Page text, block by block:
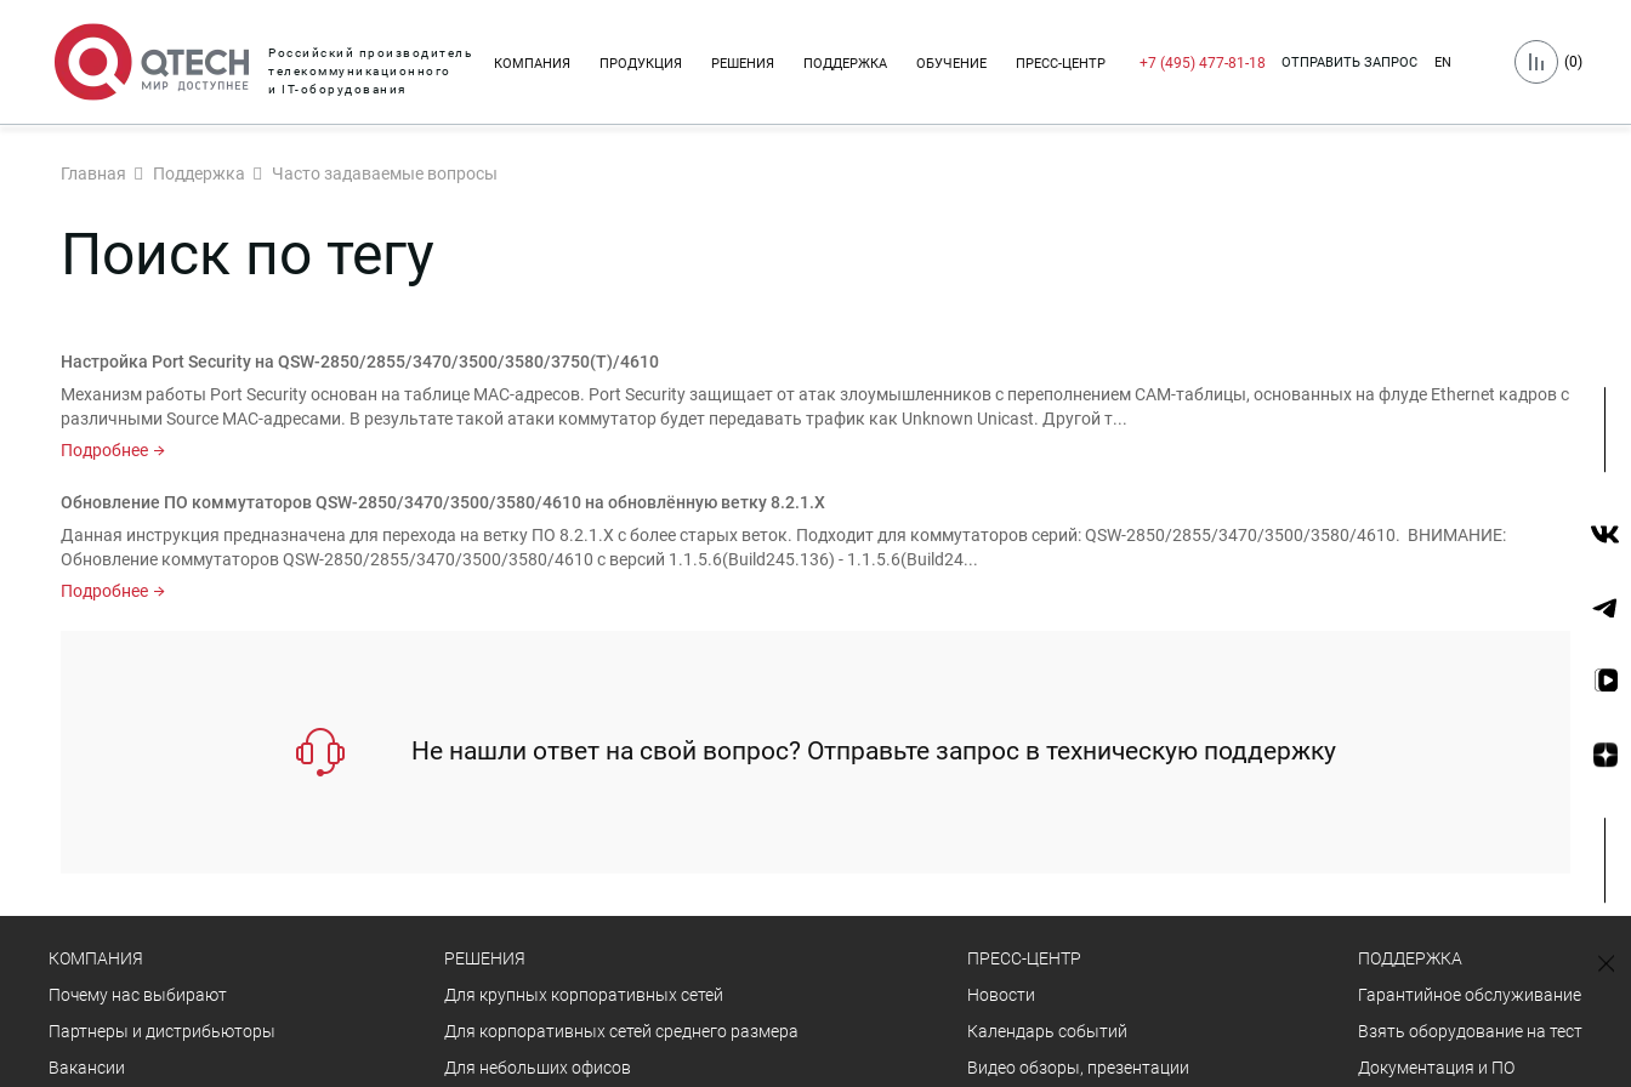
Российский производитель
телекоммуникационного
и IT-оборудования
КОМПАНИЯ ПРОДУКЦИЯ РЕШЕНИЯ ПОДДЕРЖКА ОБУЧЕНИЕ ПРЕСС-ЦЕНТР +7 (495) 477-81-18 ОТПРАВИТЬ ЗАПРОС EN (0)
Главная Поддержка Часто задаваемые вопросы
Поиск по тегу
Настройка Port Security на QSW-2850/2855/3470/3500/3580/3750(Т)/4610
Механизм работы Port Security основан на таблице MAC-адресов. Port Security защищает от атак злоумышленников с переполнением CAM-таблицы, основанных на флуде Ethernet кадров с
различными Source MAC-адресами. В результате такой атаки коммутатор будет передавать трафик как Unknown Unicast. Другой т...
Подробнее
Обновление ПО коммутаторов QSW-2850/3470/3500/3580/4610 на обновлённую ветку 8.2.1.Х
Данная инструкция предназначена для перехода на ветку ПО 8.2.1.X с более старых веток. Подходит для коммутаторов серий: QSW-2850/2855/3470/3500/3580/4610. ВНИМАНИЕ:
Обновление коммутаторов QSW-2850/2855/3470/3500/3580/4610 с версий 1.1.5.6(Build245.136) - 1.1.5.6(Build24...
Подробнее
Не нашли ответ на свой вопрос? Отправьте запрос в техническую поддержку
КОМПАНИЯ
Почему нас выбирают
Партнеры и дистрибьюторы
Вакансии
РЕШЕНИЯ
Для крупных корпоративных сетей
Для корпоративных сетей среднего размера
Для небольших офисов
ПРЕСС-ЦЕНТР
Новости
Календарь событий
Видео обзоры, презентации
ПОДДЕРЖКА
Гарантийное обслуживание
Взять оборудование на тест
Документация и ПО